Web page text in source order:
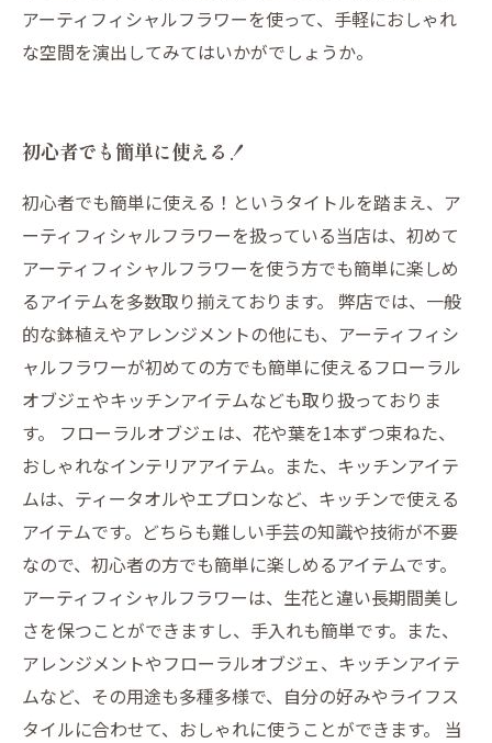
アーティフィシャルフラワーを使って、手軽におしゃれ
な空間を演出してみてはいかがでしょうか。
初心者でも簡単に使える！
初心者でも簡単に使える！というタイトルを踏まえ、ア
ーティフィシャルフラワーを扱っている当店は、初めて
アーティフィシャルフラワーを使う方でも簡単に楽しめ
るアイテムを多数取り揃えております。 弊店では、一般
的な鉢植えやアレンジメントの他にも、アーティフィシ
ャルフラワーが初めての方でも簡単に使えるフローラル
オブジェやキッチンアイテムなども取り扱っておりま
す。 フローラルオブジェは、花や葉を1本ずつ束ねた、
おしゃれなインテリアアイテム。また、キッチンアイテ
ムは、ティータオルやエプロンなど、キッチンで使える
アイテムです。どちらも難しい手芸の知識や技術が不要
なので、初心者の方でも簡単に楽しめるアイテムです。
アーティフィシャルフラワーは、生花と違い長期間美し
さを保つことができますし、手入れも簡単です。また、
アレンジメントやフローラルオブジェ、キッチンアイテ
ムなど、その用途も多種多様で、自分の好みやライフス
タイルに合わせて、おしゃれに使うことができます。 当